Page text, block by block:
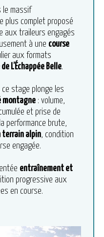
massif
plus complet proposé
aux traileurs engagés
à une course
aux formats
L’Échappée Belle.
stage plonge les
montagne : volume,
et prise de
performance brute,
terrain alpin, condition
engagée.
entraînement et
progressive aux
en course.